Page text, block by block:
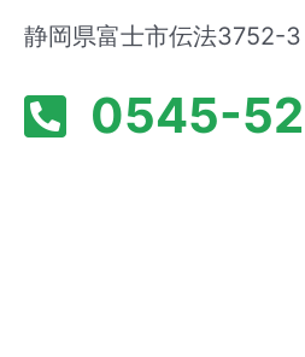
静岡県富士市伝法3752-3
0545-